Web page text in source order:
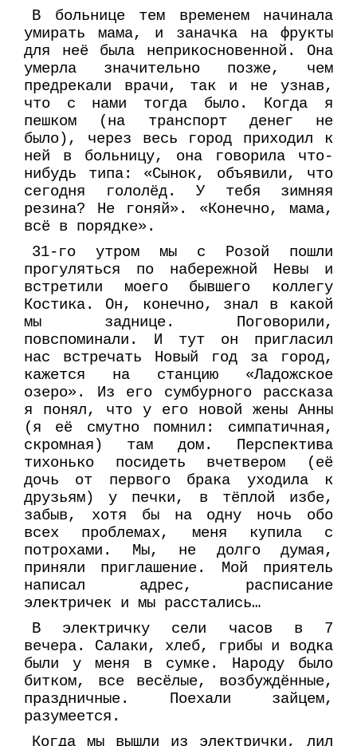
В больнице тем временем начинала
умирать мама, и заначка на фрукты
для неё была неприкосновенной. Она
умерла значительно позже, чем
предрекали врачи, так и не узнав,
что с нами тогда было. Когда я
пешком (на транспорт денег не
было), через весь город приходил к
ней в больницу, она говорила что-
нибудь типа: «Сынок, объявили, что
сегодня гололёд. У тебя зимняя
резина? Не гоняй». «Конечно, мама,
всё в порядке».
31-го утром мы с Розой пошли
прогуляться по набережной Невы и
встретили моего бывшего коллегу
Костика. Он, конечно, знал в какой
мы заднице. Поговорили,
повспоминали. И тут он пригласил
нас встречать Новый год за город,
кажется на станцию «Ладожское
озеро». Из его сумбурного рассказа
я понял, что у его новой жены Анны
(я её смутно помнил: симпатичная,
скромная) там дом. Перспектива
тихонько посидеть вчетвером (её
дочь от первого брака уходила к
друзьям) у печки, в тёплой избе,
забыв, хотя бы на одну ночь обо
всех проблемах, меня купила с
потрохами. Мы, не долго думая,
приняли приглашение. Мой приятель
написал адрес, расписание
электричек и мы расстались…
В электричку сели часов в 7
вечера. Салаки, хлеб, грибы и водка
были у меня в сумке. Народу было
битком, все весёлые, возбуждённые,
праздничные. Поехали зайцем,
разумеется.
Когда мы вышли из электрички, лил